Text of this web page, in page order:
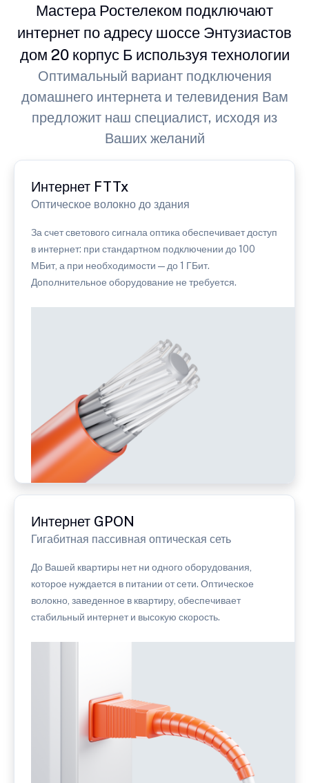
Мастера Ростелеком подключают
интернет по адресу шоссе Энтузиастов
дом 20 корпус Б используя технологии
Оптимальный вариант подключения
домашнего интернета и телевидения Вам
предложит наш специалист, исходя из
Ваших желаний
Интернет FTTx
Оптическое волокно до здания
За счет светового сигнала оптика обеспечивает доступ
в интернет: при стандартном подключении до 100
МБит, а при необходимости — до 1 ГБит.
Дополнительное оборудование не требуется.
Интернет GPON
Гигабитная пассивная оптическая сеть
До Вашей квартиры нет ни одного оборудования,
которое нуждается в питании от сети. Оптическое
волокно, заведенное в квартиру, обеспечивает
стабильный интернет и высокую скорость.